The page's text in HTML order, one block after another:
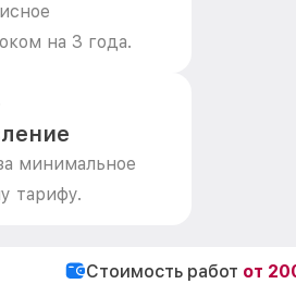
на 3 года.
минимальное
тарифу.
Стоимость работ от